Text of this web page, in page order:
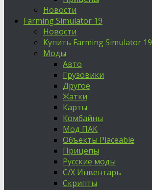
Новости
Farming Simulator 19
Новости
Купить Farming Simulator 19
Моды
Авто
Грузовики
Другое
Жатки
Карты
Комбайны
Мод ПАК
Объекты Placeable
Прицепы
Русские моды
С/Х Инвентарь
Скрипты